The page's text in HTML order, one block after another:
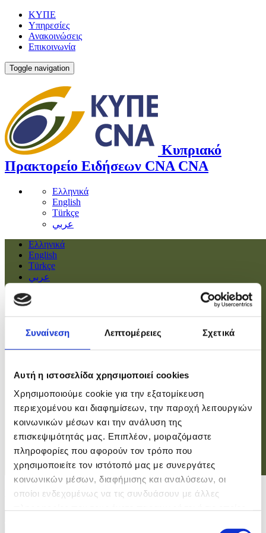
Συναίνεση Λεπτομέρειες Σχετικά
Αυτή η ιστοσελίδα χρησιμοποιεί cookies
Χρησιμοποιούμε cookie για την εξατομίκευση
περιεχομένου και διαφημίσεων, την παροχή λειτουργιών
κοινωνικών μέσων και την ανάλυση της
επισκεψιμότητάς μας. Επιπλέον, μοιραζόμαστε
πληροφορίες που αφορούν τον τρόπο που
χρησιμοποιείτε τον ιστότοπό μας με συνεργάτες
κοινωνικών μέσων, διαφήμισης και αναλύσεων, οι
οποίοι ενδεχομένως να τις συνδυάσουν με άλλες
ΚΥΠΕ
Υπηρεσίες
Ανακοινώσεις
Επικοινωνία
Toggle navigation
Κυπριακό
Πρακτορείο Ειδήσεων CNA CNA
Ελληνικά
English
Türkçe
عربي
Ελληνικά
English
Türkçe
عربي
Αρχική
Πολιτική
Οικονομία
Βουλή
Εσωτερικά
Ευρώπη
Κόσμος
Αθλητικά
Virals
Επιστήμες
Σύνδεση
Σύνδεση